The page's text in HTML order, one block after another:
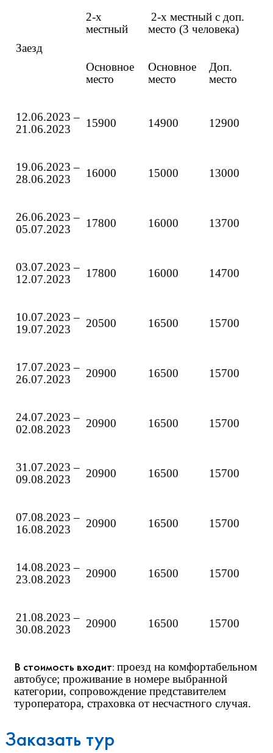
Заезд
2-х
местный
2-х местный с доп.
место (3 человека)
Основное
место
Основное
место
Доп.
место
12.06.2023 –
21.06.2023
15900 14900 12900
19.06.2023 –
28.06.2023
16000 15000 13000
26.06.2023 –
05.07.2023
17800 16000 13700
03.07.2023 –
12.07.2023
17800 16000 14700
10.07.2023 –
19.07.2023
20500 16500 15700
17.07.2023 –
26.07.2023
20900 16500 15700
24.07.2023 –
02.08.2023
20900 16500 15700
31.07.2023 –
09.08.2023
20900 16500 15700
07.08.2023 –
16.08.2023
20900 16500 15700
14.08.2023 –
23.08.2023
20900 16500 15700
21.08.2023 –
30.08.2023
20900 16500 15700
В стоимость входит: проезд на комфортабельном
автобусе; проживание в номере выбранной
категории, сопровождение представителем
туроператора, страховка от несчастного случая.
Заказать тур